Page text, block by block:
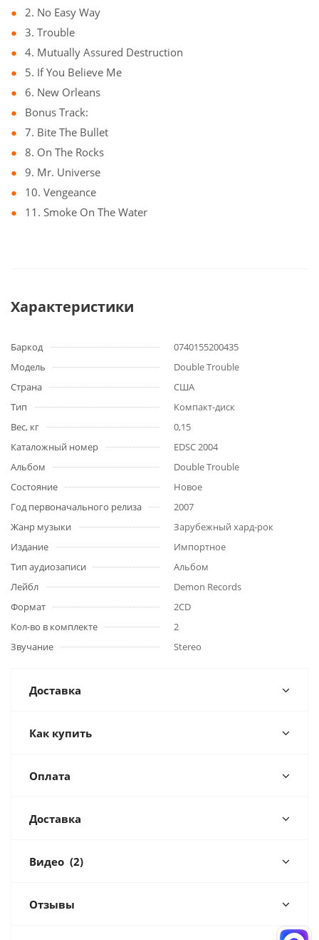
2. No Easy Way
3. Trouble
4. Mutually Assured Destruction
5. If You Believe Me
6. New Orleans
Bonus Track:
7. Bite The Bullet
8. On The Rocks
9. Mr. Universe
10. Vengeance
11. Smoke On The Water
Характеристики
Баркод
0740155200435
Модель
Double Trouble
Страна
США
Тип
Компакт-диск
Вес, кг
0,15
Каталожный номер
EDSC 2004
Альбом
Double Trouble
Состояние
Новое
Год первоначального релиза
2007
Жанр музыки
Зарубежный хард-рок
Издание
Импортное
Тип аудиозаписи
Альбом
Лейбл
Demon Records
Формат
2CD
Кол-во в комплекте
2
Звучание
Stereo
Доставка
Как купить
Оплата
Доставка
Видео (2)
Отзывы